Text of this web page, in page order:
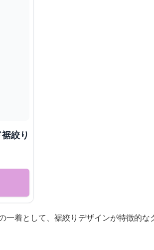
絞り
一着として、裾絞りデザインが特徴的